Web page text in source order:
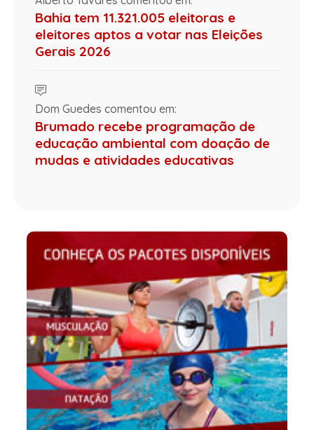
Bahia tem 11.321.005 eleitoras e
eleitores aptos a votar nas Eleições
Gerais 2026
Dom Guedes comentou em:
Brumado recebe programação de
educação ambiental com doação de
mudas e atividades educativas